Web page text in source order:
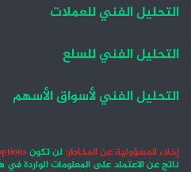
التحليل الفني للعملات
التحليل الفني للسلع
التحليل الفني لأسواق الأسهم
إخلاء المسؤولية عن المخاطر: لن تكون
ناتج عن الاعتماد على المعلومات الواردة في